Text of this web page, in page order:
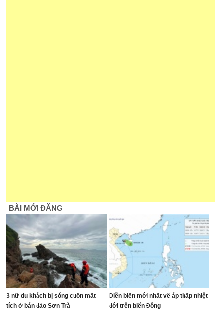
BÀI MỚI ĐĂNG
3 nữ du khách bị sóng cuốn mất
tích ở bán đảo Sơn Trà
Diễn biến mới nhất về áp thấp nhiệt
đới trên biển Đông